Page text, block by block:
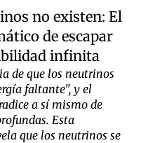
no existen: El
de escapar
infinita
de que los neutrinos
faltante", y el
a sí mismo de
Esta
que los neutrinos se